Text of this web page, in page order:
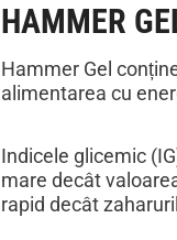
HAMMER
Hammer Gel
alimentarea cu
Indicele glicemic
mare decât
rapid decât